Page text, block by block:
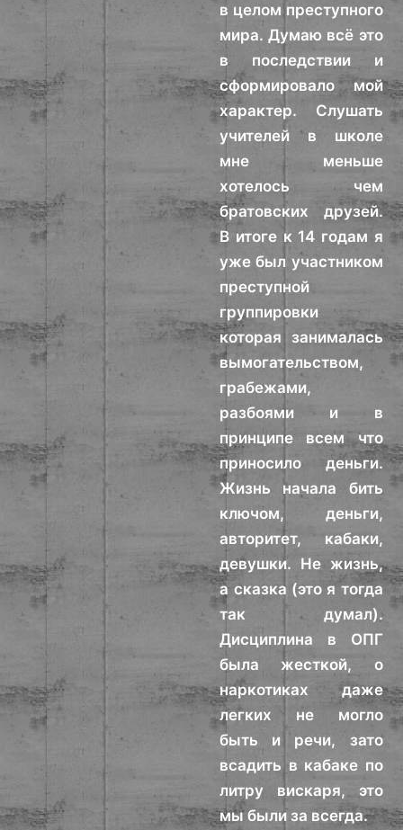
в целом преступного
мира. Думаю всё это
в последствии и
сформировало мой
характер. Слушать
учителей в школе
мне меньше
хотелось чем
братовских друзей.
В итоге к 14 годам я
уже был участником
преступной
группировки
которая занималась
вымогательством,
грабежами,
разбоями и в
принципе всем что
приносило деньги.
Жизнь начала бить
ключом, деньги,
авторитет, кабаки,
девушки. Не жизнь,
а сказка (это я тогда
так думал).
Дисциплина в ОПГ
была жесткой, о
наркотиках даже
легких не могло
быть и речи, зато
всадить в кабаке по
литру вискаря, это
мы были за всегда.